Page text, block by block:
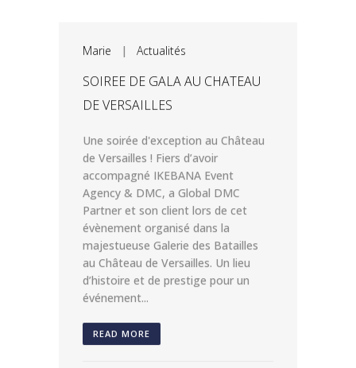
Marie | Actualités
SOIREE DE GALA AU CHATEAU
DE VERSAILLES
Une soirée d'exception au Château
de Versailles ! Fiers d’avoir
accompagné IKEBANA Event
Agency & DMC, a Global DMC
Partner et son client lors de cet
évènement organisé dans la
majestueuse Galerie des Batailles
au Château de Versailles. Un lieu
d’histoire et de prestige pour un
événement...
READ MORE